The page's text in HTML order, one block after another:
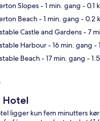
Slopes- 1 min. gang - 0.1
Beach- 1 min. gang - 0.2
Castle and Gardens- 7
Harbour- 16 min. gang -
Beach- 17 min. gang -
Hotel
ligger kun fem minutters